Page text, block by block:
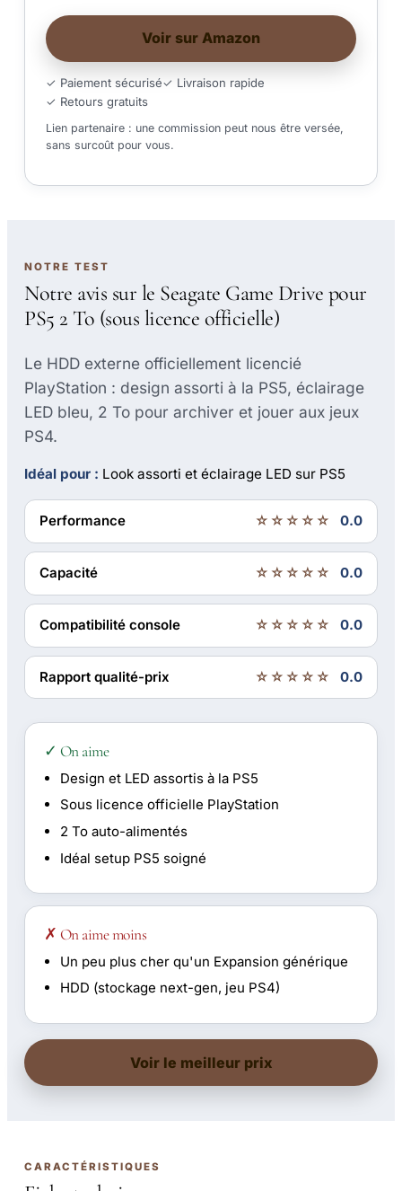
Voir sur Amazon
✓ Paiement sécurisé✓ Livraison rapide
✓ Retours gratuits
Lien partenaire : une commission peut nous être versée,
sans surcoût pour vous.
NOTRE TEST
Notre avis sur le Seagate Game Drive pour
PS5 2 To (sous licence officielle)
Le HDD externe officiellement licencié
PlayStation : design assorti à la PS5, éclairage
LED bleu, 2 To pour archiver et jouer aux jeux
PS4.
Idéal pour : Look assorti et éclairage LED sur PS5
Performance ☆☆☆☆☆ 0.0
Capacité ☆☆☆☆☆ 0.0
Compatibilité console ☆☆☆☆☆ 0.0
Rapport qualité-prix ☆☆☆☆☆ 0.0
✓ On aime
Design et LED assortis à la PS5
Sous licence officielle PlayStation
2 To auto-alimentés
Idéal setup PS5 soigné
✗ On aime moins
Un peu plus cher qu'un Expansion générique
HDD (stockage next-gen, jeu PS4)
Voir le meilleur prix
CARACTÉRISTIQUES